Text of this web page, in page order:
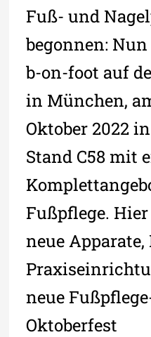
Fuß- und
begonnen:
b-on-foot auf
in München,
Oktober 2022
Stand C58 mit
Fußpflege.
neue
neue
Oktoberfest